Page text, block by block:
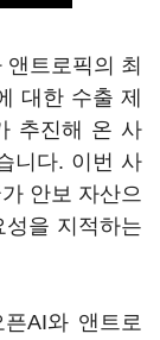
트로픽의 최
대한 수출 제
추진해 온 사
니다. 이번 사
안보 자산으
을 지적하는
AI와 앤트로